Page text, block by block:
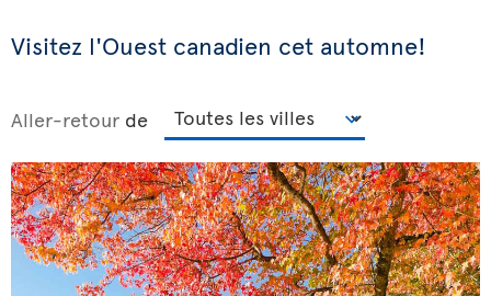
Visitez l'Ouest canadien cet automne!
Aller-retour de